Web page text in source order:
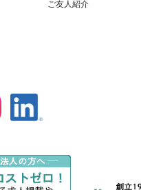
ご友人紹介